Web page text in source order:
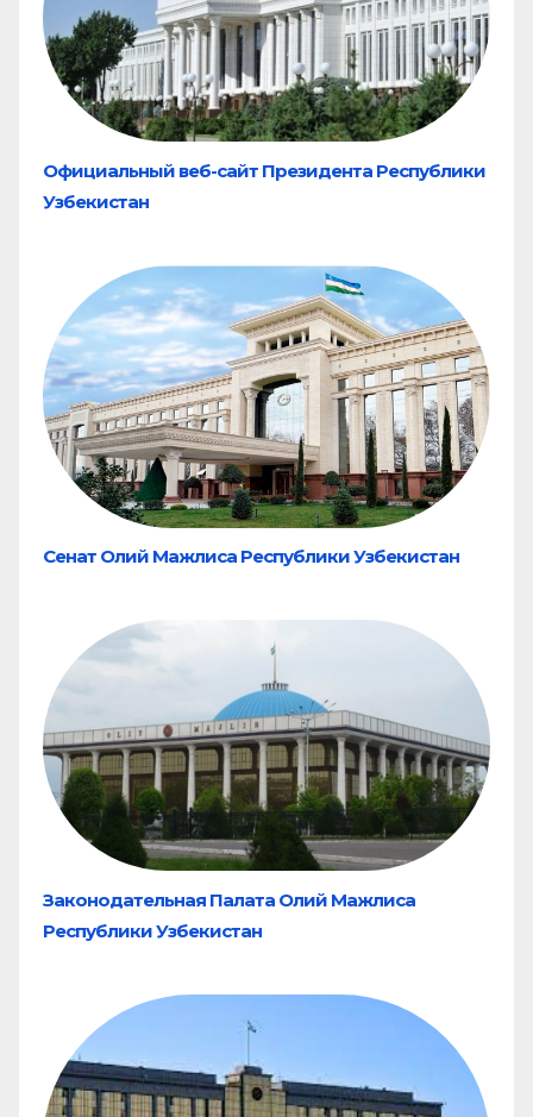
Официальный веб-сайт Президента Республики
Узбекистан
Сенат Олий Мажлиса Республики Узбекистан
Законодательная Палата Олий Мажлиса
Республики Узбекистан